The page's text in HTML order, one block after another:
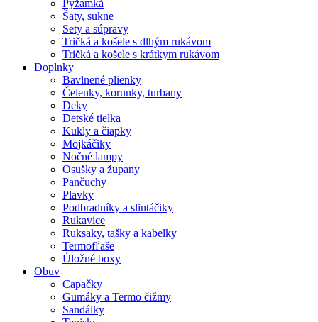
Pyžamká
Šaty, sukne
Sety a súpravy
Tričká a košele s dlhým rukávom
Tričká a košele s krátkym rukávom
Doplnky
Bavlnené plienky
Čelenky, korunky, turbany
Deky
Detské tielka
Kukly a čiapky
Mojkáčiky
Nočné lampy
Osušky a župany
Pančuchy
Plavky
Podbradníky a slintáčiky
Rukavice
Ruksaky, tašky a kabelky
Termofľaše
Úložné boxy
Obuv
Capačky
Gumáky a Termo čižmy
Sandálky